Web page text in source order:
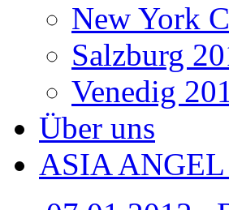
New York
Salzburg
Venedig
Über uns
ASIA